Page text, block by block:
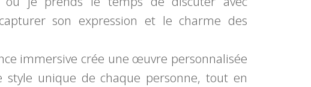
son expression et le charme des
immersive crée une œuvre personnalisée
style unique de chaque personne, tout en